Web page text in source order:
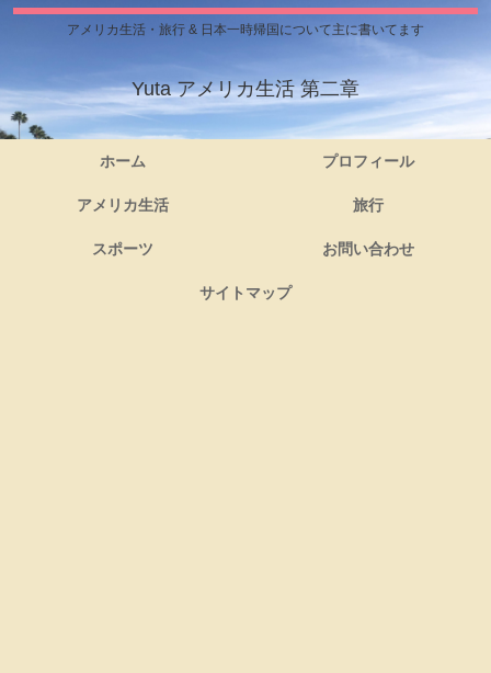
アメリカ生活・旅行 & 日本一時帰国について主に書いてます
Yuta アメリカ生活 第二章
ホーム プロフィール
アメリカ生活 旅行
スポーツ お問い合わせ
サイトマップ